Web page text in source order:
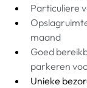
Particuliere
maand
Goed
parkeren
Unieke